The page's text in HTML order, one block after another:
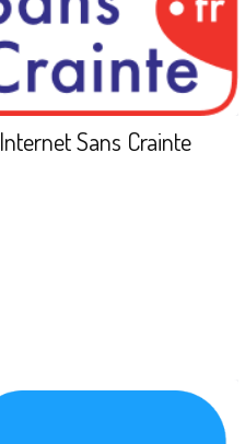
Internet Sans Crainte